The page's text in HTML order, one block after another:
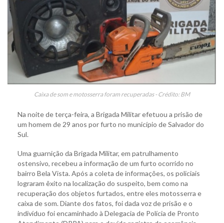
Caixa de som e motosserra foram recuperadas - Crédito: BM
Na noite de terça-feira, a Brigada Militar efetuou a prisão de
um homem de 29 anos por furto no município de Salvador do
Sul.
Uma guarnição da Brigada Militar, em patrulhamento
ostensivo, recebeu a informação de um furto ocorrido no
bairro Bela Vista. Após a coleta de informações, os policiais
lograram êxito na localização do suspeito, bem como na
recuperação dos objetos furtados, entre eles motosserra e
caixa de som. Diante dos fatos, foi dada voz de prisão e o
indivíduo foi encaminhado à Delegacia de Polícia de Pronto